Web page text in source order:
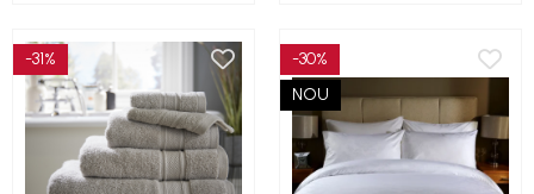
-31%
-30%
NOU